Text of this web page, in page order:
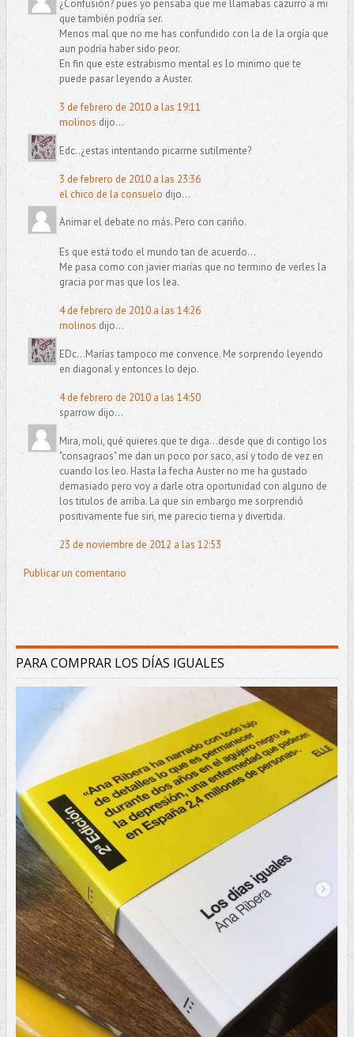
¿Confusión? pues yo pensaba que me llamabas cazurro a mi
que también podría ser.
Menos mal que no me has confundido con la de la orgía que
aun podría haber sido peor.
En fin que este estrabismo mental es lo minimo que te
puede pasar leyendo a Auster.
3 de febrero de 2010 a las 19:11
molinos dijo...
Edc..¿estas intentando picarme sutilmente?
3 de febrero de 2010 a las 23:36
el chico de la consuelo dijo...
Animar el debate no más. Pero con cariño.
Es que está todo el mundo tan de acuerdo...
Me pasa como con javier marias que no termino de verles la
gracia por mas que los lea.
4 de febrero de 2010 a las 14:26
molinos dijo...
EDc...Marías tampoco me convence. Me sorprendo leyendo
en diagonal y entonces lo dejo.
4 de febrero de 2010 a las 14:50
sparrow dijo...
Mira, moli, qué quieres que te diga...desde que di contigo los
"consagraos" me dan un poco por saco, así y todo de vez en
cuando los leo. Hasta la fecha Auster no me ha gustado
demasiado pero voy a darle otra oportunidad con alguno de
los titulos de arriba. La que sin embargo me sorprendió
positivamente fue siri, me parecio tierna y divertida.
23 de noviembre de 2012 a las 12:53
Publicar un comentario
PARA COMPRAR LOS DÍAS IGUALES